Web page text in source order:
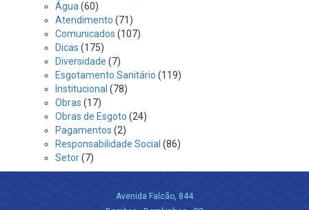
Água (60)
Atendimento (71)
Comunicados (107)
Dicas (175)
Diversidade (7)
Esgotamento Sanitário (119)
Institucional (78)
Obras (17)
Obras de Esgoto (24)
Pagamentos (2)
Responsabilidade Social (86)
Setor(7)
Avenida Falcão, 844